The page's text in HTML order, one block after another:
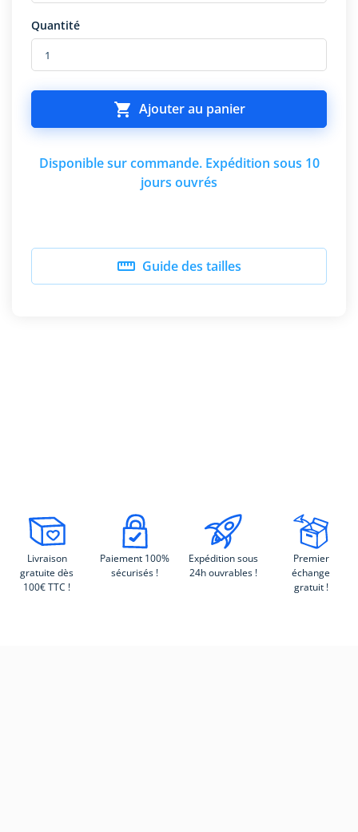
Quantité
 Ajouter au panier
Disponible sur commande. Expédition sous 10
jours ouvrés
 Guide des tailles
Livraison
gratuite dès
100€ TTC !
Paiement 100%
sécurisés !
Expédition sous
24h ouvrables !
Premier
échange
gratuit !